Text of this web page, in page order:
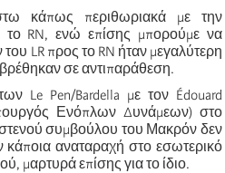
κάπως περιθωριακά με την
το RN, ενώ επίσης μπορούμε να
LR προς το RN ήταν μεγαλύτερη
σε αντιπαράθεση.
Le Pen/Bardella με τον Édouard
Ενόπλων Δυνάμεων) στο
στενού συμβούλου του Μακρόν δεν
κάποια αναταραχή στο εσωτερικό
μαρτυρά επίσης για το ίδιο.